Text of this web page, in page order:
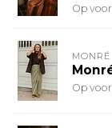
Op
MONRÉ
Op